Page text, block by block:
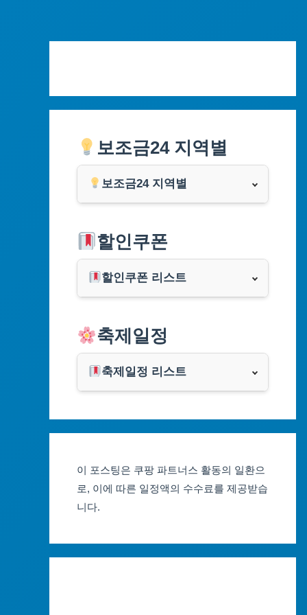
보조금24 지역별
보조금24 지역별
부산광역시
대구광역시
인천광역시
광주광역시
세종특별자치시
강원도
할인쿠폰
할인쿠폰 리스트
쿠팡
클룩
축제일정
축제일정 리스트
대구축제 일정
광주축제 일정
이 포스팅은 쿠팡 파트너스 활동의 일환으
로, 이에 따른 일정액의 수수료를 제공받습
니다.